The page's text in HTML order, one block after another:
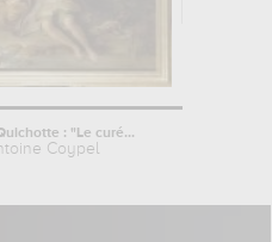
: "Le curé...
Coypel